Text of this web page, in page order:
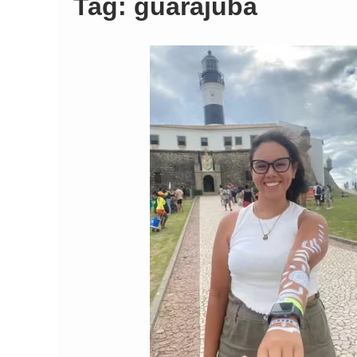
Comando
Tag: guarajuba